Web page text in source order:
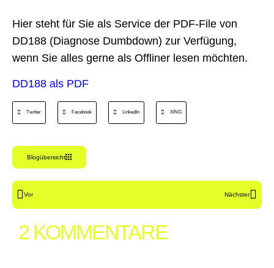
Hier steht für Sie als Service der PDF-File von
DD188 (Diagnose Dumbdown) zur Verfügung,
wenn Sie alles gerne als Offliner lesen möchten.
DD188 als PDF
Twitter Facebook LinkedIn XING
Blogübersicht
Vor Nächster
2 KOMMENTARE